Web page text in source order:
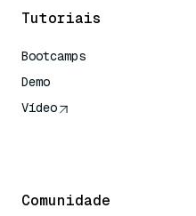
Tutoriais
Bootcamps
Demo
Vídeo
Comunidade